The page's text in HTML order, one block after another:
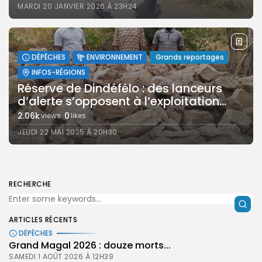
MARDI 20 JANVIER 2026 À 23H24
DÉPÊCHES ENVIRONNEMENT
Grands reportages
INFOS-RÉGIONS
Réserve de Dindéfélo : des lanceurs
d’alerte s’opposent à l’exploitation...
2.06kviews 0 likes
JEUDI 22 MAI 2025 À 20H30
RECHERCHE
ARTICLES RÉCENTS
DÉPÊCHES
Grand Magal 2026 : douze morts...
SAMEDI 1 AOÛT 2026 À 12H39